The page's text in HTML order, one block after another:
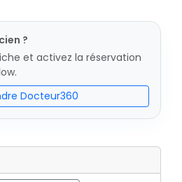
?
et activez la réservation
Docteur360